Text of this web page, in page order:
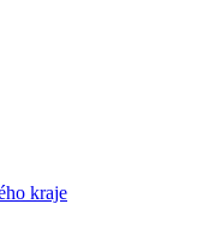
kraje